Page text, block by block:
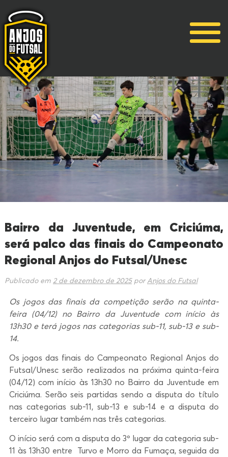
Bairro da Juventude, em Criciúma,
será palco das finais do Campeonato
Regional Anjos do Futsal/Unesc
Publicado em 2 de dezembro de 2025 por Anjos do Futsal
Os jogos das finais da competição serão na quinta-
feira (04/12) no Bairro da Juventude com início às
13h30 e terá jogos nas categorias sub-11, sub-13 e sub-
14.
Os jogos das finais do Campeonato Regional Anjos do
Futsal/Unesc serão realizados na próxima quinta-feira
(04/12) com início às 13h30 no Bairro da Juventude em
Criciúma. Serão seis partidas sendo a disputa do título
nas categorias sub-11, sub-13 e sub-14 e a disputa do
terceiro lugar também nas três categorias.
O início será com a disputa do 3º lugar da categoria sub-
11 às 13h30 entre Turvo e Morro da Fumaça, seguida da